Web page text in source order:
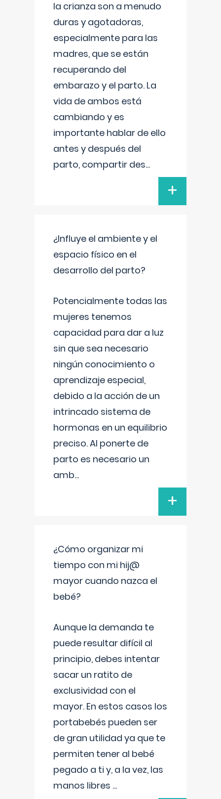
la crianza son a menudo
duras y agotadoras,
especialmente para las
madres, que se están
recuperando del
embarazo y el parto. La
vida de ambos está
cambiando y es
importante hablar de ello
antes y después del
parto, compartir des...
+
¿Influye el ambiente y el
espacio físico en el
desarrollo del parto?
Potencialmente todas las
mujeres tenemos
capacidad para dar a luz
sin que sea necesario
ningún conocimiento o
aprendizaje especial,
debido a la acción de un
intrincado sistema de
hormonas en un equilibrio
preciso. Al ponerte de
parto es necesario un
amb...
+
¿Cómo organizar mi
tiempo con mi hij@
mayor cuando nazca el
bebé?
Aunque la demanda te
puede resultar difícil al
principio, debes intentar
sacar un ratito de
exclusividad con el
mayor. En estos casos los
portabebés pueden ser
de gran utilidad ya que te
permiten tener al bebé
pegado a ti y, a la vez, las
manos libres ...